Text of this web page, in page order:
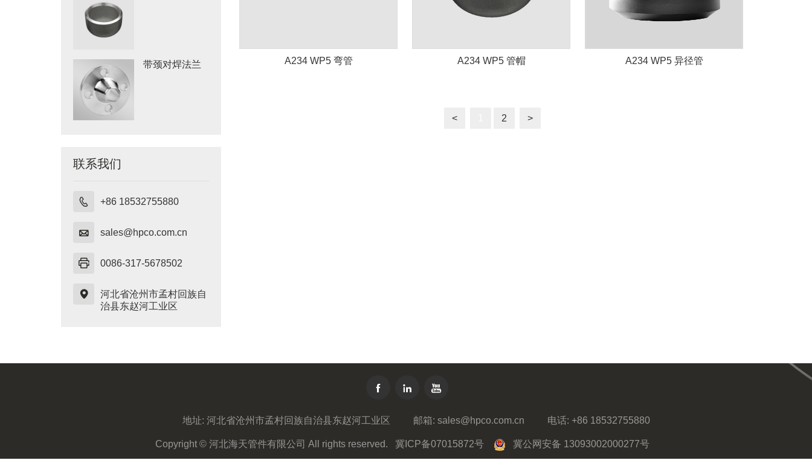
带颈对焊法兰
联系我们
 +86 18532755880
 sales@hpco.com.cn
 0086-317-5678502

河北省沧州市孟村回族自
治县东赵河工业区
A234 WP5 弯管 A234 WP5 管帽 A234 WP5 异径管
< 2 >
  
地址: 河北省沧州市孟村回族自治县东赵河工业区 邮箱: sales@hpco.com.cn 电话: +86 18532755880
Copyright © 河北海天管件有限公司 All rights reserved. 冀ICP备07015872号 冀公网安备 13093002000277号